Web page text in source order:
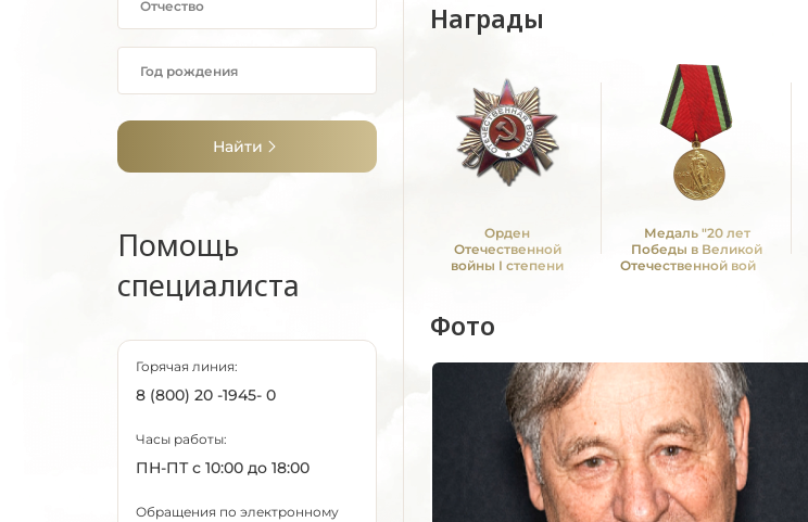
Найти
Помощь
специалиста
Горячая линия:
8 (800) 20 -1945- 0
Часы работы:
ПН-ПТ с 10:00 до 18:00
Обращения по электронному
Награды
Орден
Отечественной
войны I степени
Медаль "20 лет
Победы в Великой
Отечественной войне
Фото